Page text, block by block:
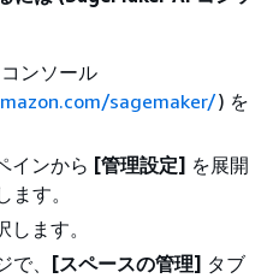
ンソール
sagemaker/) を
インから [管理設定‭] を展開
ます。
ます。
で、 [スペースの管理] タブ